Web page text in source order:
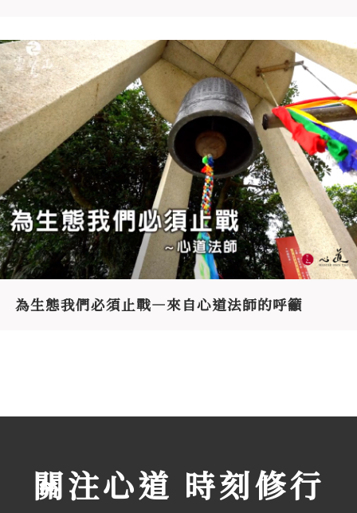
為生態我們必須止戰—來自心道法師的呼籲
關注心道 時刻修行